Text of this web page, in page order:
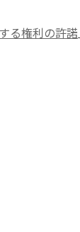
る権利の許諾